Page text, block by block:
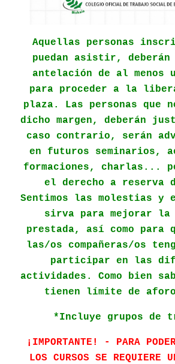
Aquellas personas
puedan asistir, deberán
antelación de al menos
para proceder a la
plaza. Las personas que
dicho margen, deberán
caso contrario, serán
en futuros seminarios,
formaciones, charlas...
el derecho a reserva
Sentimos las molestias y
sirva para mejorar la
prestada, así como para
las/os compañeras/os
participar en las
actividades. Como bien
tienen límite de
*Incluye grupos de
¡IMPORTANTE! - PARA
LOS CURSOS SE REQUIERE